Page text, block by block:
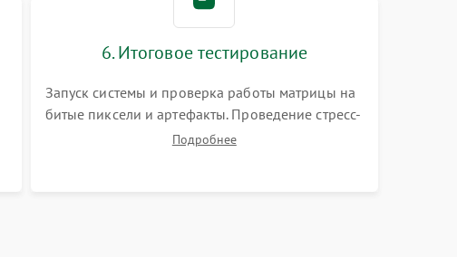
6. Итоговое тестирование
Запуск системы и проверка работы матрицы на
битые пиксели и артефакты. Проведение стресс-
тестов для оценки эффективности охлаждения.
Подробнее